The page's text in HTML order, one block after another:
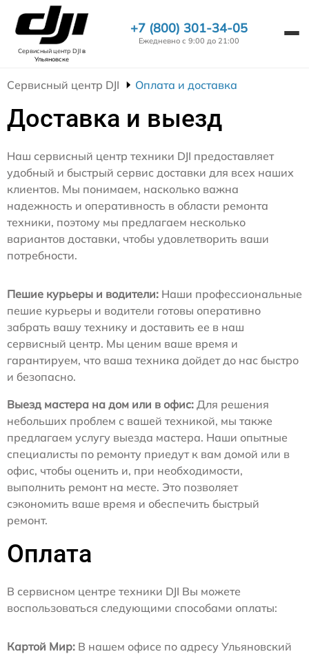
Сервисный центр DJIв
Ульяновске
+7 (800) 301-34-05
Ежедневно с 9:00 до 21:00
Сервисный центр DJI Оплата и доставка
Доставка и выезд
Наш сервисный центр техники DJI предоставляет
удобный и быстрый сервис доставки для всех наших
клиентов. Мы понимаем, насколько важна
надежность и оперативность в области ремонта
техники, поэтому мы предлагаем несколько
вариантов доставки, чтобы удовлетворить ваши
потребности.
Пешие курьеры и водители: Наши профессиональные
пешие курьеры и водители готовы оперативно
забрать вашу технику и доставить ее в наш
сервисный центр. Мы ценим ваше время и
гарантируем, что ваша техника дойдет до нас быстро
и безопасно.
Выезд мастера на дом или в офис: Для решения
небольших проблем с вашей техникой, мы также
предлагаем услугу выезда мастера. Наши опытные
специалисты по ремонту приедут к вам домой или в
офис, чтобы оценить и, при необходимости,
выполнить ремонт на месте. Это позволяет
сэкономить ваше время и обеспечить быстрый
ремонт.
Оплата
В сервисном центре техники DJI Вы можете
воспользоваться следующими способами оплаты:
Картой Мир: В нашем офисе по адресу Ульяновский